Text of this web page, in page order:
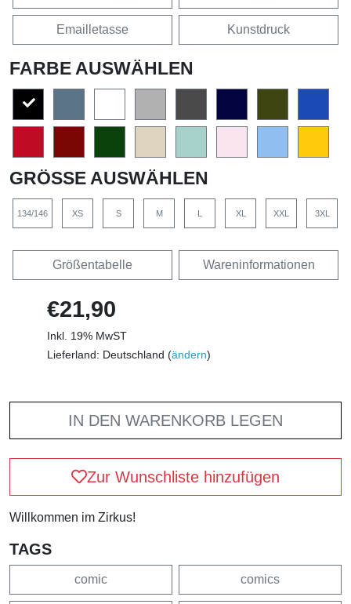
Emailletasse Kunstdruck
FARBE AUSWÄHLEN
GRÖSSE AUSWÄHLEN
134/146 XS S M L XL XXL 3XL
Größentabelle Wareninformationen
€21,90
Inkl. 19% MwST
Lieferland: Deutschland (ändern)
IN DEN WARENKORB LEGEN
Zur Wunschliste hinzufügen
Willkommen im Zirkus!
TAGS
comic comics